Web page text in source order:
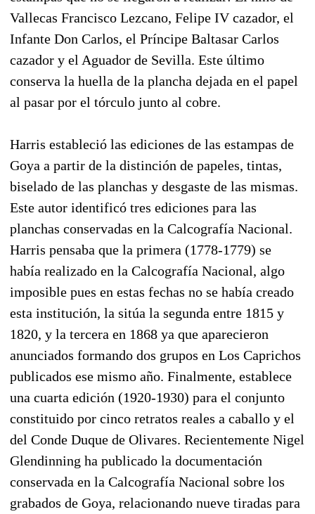
Vallecas Francisco Lezcano, Felipe IV cazador, el
Infante Don Carlos, el Príncipe Baltasar Carlos
cazador y el Aguador de Sevilla. Este último
conserva la huella de la plancha dejada en el papel
al pasar por el tórculo junto al cobre.
Harris estableció las ediciones de las estampas de
Goya a partir de la distinción de papeles, tintas,
biselado de las planchas y desgaste de las mismas.
Este autor identificó tres ediciones para las
planchas conservadas en la Calcografía Nacional.
Harris pensaba que la primera (1778-1779) se
había realizado en la Calcografía Nacional, algo
imposible pues en estas fechas no se había creado
esta institución, la sitúa la segunda entre 1815 y
1820, y la tercera en 1868 ya que aparecieron
anunciados formando dos grupos en Los Caprichos
publicados ese mismo año. Finalmente, establece
una cuarta edición (1920-1930) para el conjunto
constituido por cinco retratos reales a caballo y el
del Conde Duque de Olivares. Recientemente Nigel
Glendinning ha publicado la documentación
conservada en la Calcografía Nacional sobre los
grabados de Goya, relacionando nueve tiradas para